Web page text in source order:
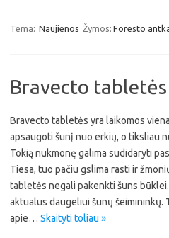
Tema: Naujienos Žymos: Foresto
Bravecto
Bravecto tabletės yra laikomos
apsaugoti šunį nuo erkių, o tiksliau
Tokią nukmonę galima sudidaryti
Tiesa, tuo pačiu gslima rasti ir
tabletės negali pakenkti šuns
aktualus daugeliui šunų šeimininkų.
apie… Skaityti toliau »